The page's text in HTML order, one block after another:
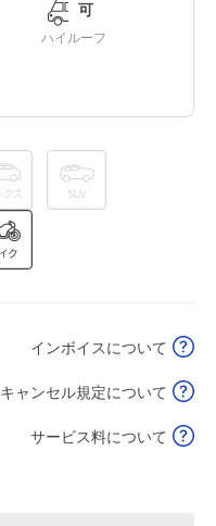
17:00～22:00
¥500
空き1
17:00～22:00
¥500
ハイルーフ
可
インボイスについて
キャンセル規定について
サービス料について